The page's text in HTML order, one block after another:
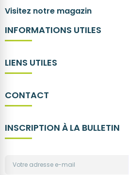
Visitez notre magazin
INFORMATIONS UTILES
LIENS UTILES
CONTACT
INSCRIPTION À LA BULLETIN